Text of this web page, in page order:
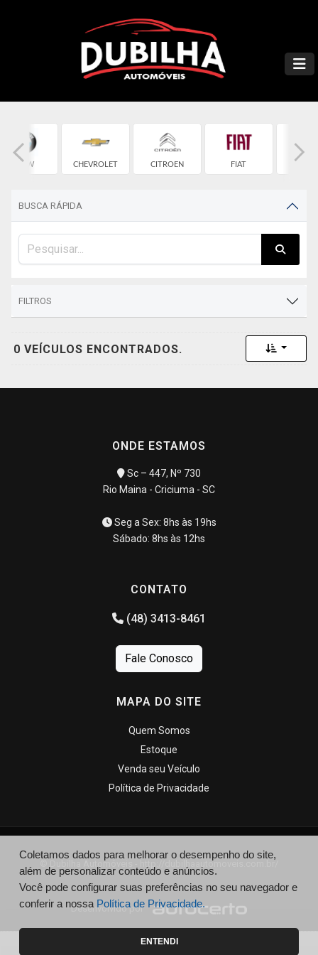
BMW CHEVROLET CITROEN FIAT
BUSCA RÁPIDA
FILTROS
0 VEÍCULOS ENCONTRADOS. Toggle
ONDE ESTAMOS
Sc – 447, Nº 730
Rio Maina - Criciuma - SC
Seg a Sex: 8hs às 19hs
Sábado: 8hs às 12hs
CONTATO
(48) 3413-8461
Fale Conosco
MAPA DO SITE
Quem Somos
Estoque
Venda seu Veículo
Política de Privacidade
© Dubilha Automóveis - http://dubilhaautomoveis.com.br/
Desenvolvido por
Coletamos dados para melhorar o desempenho do site,
além de personalizar conteúdo e anúncios.
Você pode configurar suas preferências no seu navegador e
conferir a nossa Política de Privacidade.
ENTENDI